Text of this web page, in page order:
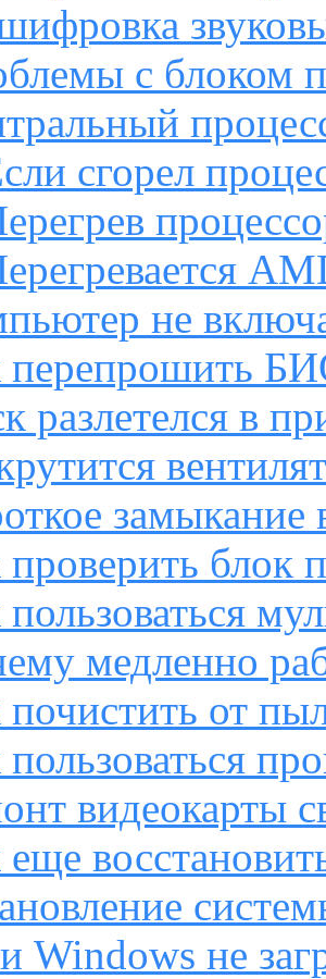
с блоком
сгорел
не
перепрошить
разлетелся в
замыкание
блок
медленно
от
видеокарты
Windows не